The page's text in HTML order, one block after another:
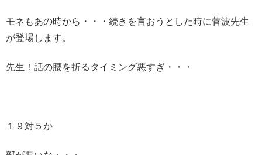
モネもあの時から・・・続きを言おうとした時に菅波先生
が登場します。
先生！話の腰を折るタイミング悪すぎ・・・
１９対５か